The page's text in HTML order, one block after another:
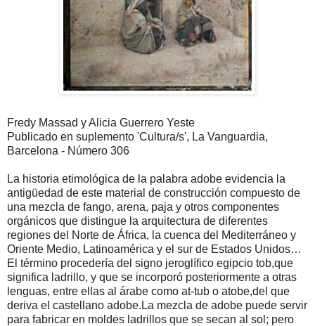
Fredy Massad y Alicia Guerrero Yeste
Publicado en suplemento 'Cultura/s', La Vanguardia,
Barcelona - Número 306
La historia etimológica de la palabra adobe evidencia la
antigüedad de este material de construcción compuesto de
una mezcla de fango, arena, paja y otros componentes
orgánicos que distingue la arquitectura de diferentes
regiones del Norte de África, la cuenca del Mediterráneo y
Oriente Medio, Latinoamérica y el sur de Estados Unidos…
El término procedería del signo jeroglífico egipcio tob,que
significa ladrillo, y que se incorporó posteriormente a otras
lenguas, entre ellas al árabe como at-tub o atobe,del que
deriva el castellano adobe.La mezcla de adobe puede servir
para fabricar en moldes ladrillos que se secan al sol; pero